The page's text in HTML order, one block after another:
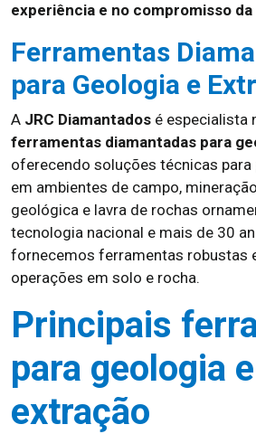
experiência e no compromisso da
Ferramentas
para Geologia e
A JRC Diamantados é especialista
ferramentas diamantadas para
oferecendo soluções técnicas
em ambientes de campo,
geológica e lavra de rochas
tecnologia nacional e mais de 30
fornecemos ferramentas robustas
operações em solo e rocha.
Principais
para geologia e
extração